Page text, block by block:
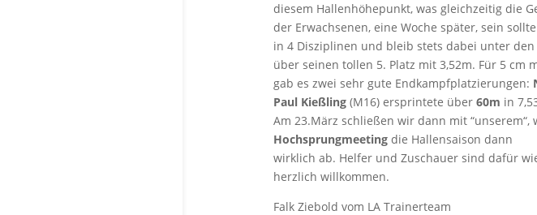
diesem Hallenhöhepunkt, was gleichzeitig die
der Erwachsenen, eine Woche später, sein
in 4 Disziplinen und bleib stets dabei unter den
über seinen tollen 5. Platz mit 3,52m. Für 5 cm
gab es zwei sehr gute Endkampfplatzierungen:
Paul Kießling(M16) ersprintete über 60m in
Am 23.März schließen wir dann mit
Hochsprungmeetingdie Hallensaison dann
wirklich ab. Helfer und Zuschauer sind dafür
herzlich willkommen.
Falk Ziebold vom LA Trainerteam